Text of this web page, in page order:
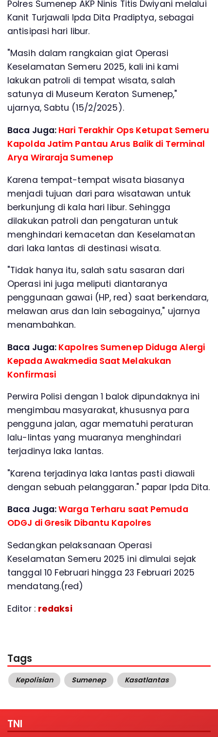
Polres Sumenep AKP Ninis Titis Dwiyani melalui
Kanit Turjawali Ipda Dita Pradiptya, sebagai
antisipasi hari libur.
"Masih dalam rangkaian giat Operasi
Keselamatan Semeru 2025, kali ini kami
lakukan patroli di tempat wisata, salah
satunya di Museum Keraton Sumenep,"
ujarnya, Sabtu (15/2/2025).
Baca Juga: Hari Terakhir Ops Ketupat Semeru
Kapolda Jatim Pantau Arus Balik di Terminal
Arya Wiraraja Sumenep
Karena tempat-tempat wisata biasanya
menjadi tujuan dari para wisatawan untuk
berkunjung di kala hari libur. Sehingga
dilakukan patroli dan pengaturan untuk
menghindari kemacetan dan Keselamatan
dari laka lantas di destinasi wisata.
"Tidak hanya itu, salah satu sasaran dari
Operasi ini juga meliputi diantaranya
penggunaan gawai (HP, red) saat berkendara,
melawan arus dan lain sebagainya," ujarnya
menambahkan.
Baca Juga: Kapolres Sumenep Diduga Alergi
Kepada Awakmedia Saat Melakukan
Konfirmasi
Perwira Polisi dengan 1 balok dipundaknya ini
mengimbau masyarakat, khususnya para
pengguna jalan, agar mematuhi peraturan
lalu-lintas yang muaranya menghindari
terjadinya laka lantas.
"Karena terjadinya laka lantas pasti diawali
dengan sebuah pelanggaran." papar Ipda Dita.
Baca Juga:Warga Terharu saat Pemuda
ODGJ di Gresik Dibantu Kapolres
Sedangkan pelaksanaan Operasi
Keselamatan Semeru 2025 ini dimulai sejak
tanggal 10 Februari hingga 23 Februari 2025
mendatang.(red)
Editor : redaksi
Tags
Kepolisian Sumenep Kasatlantas
TNI